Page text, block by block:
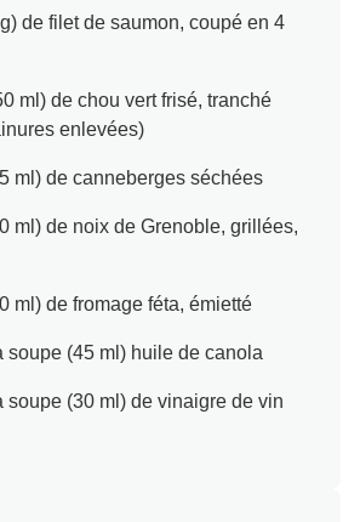
de filet de saumon, coupé en 4
ml) de chou vert frisé, tranché
enlevées)
ml) de canneberges séchées
ml) de noix de Grenoble, grillées,
ml) de fromage féta, émietté
soupe (45 ml) huile de canola
soupe (30 ml) de vinaigre de vin